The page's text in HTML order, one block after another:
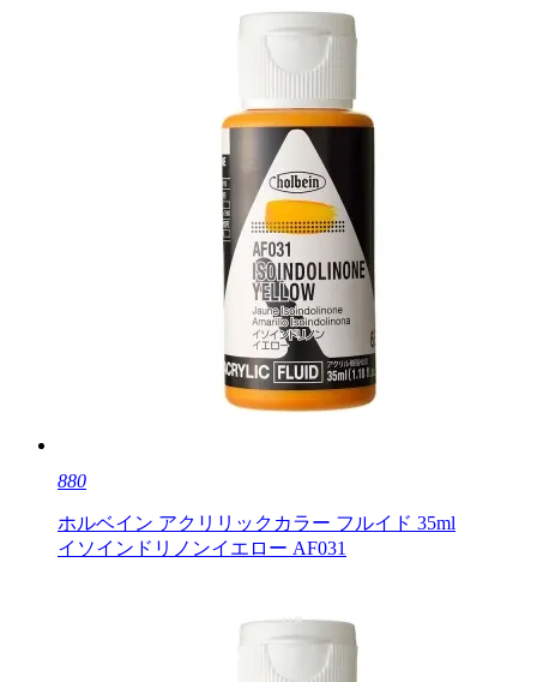
880
ホルベイン アクリリックカラー フルイド 35ml
イソインドリノンイエロー AF031